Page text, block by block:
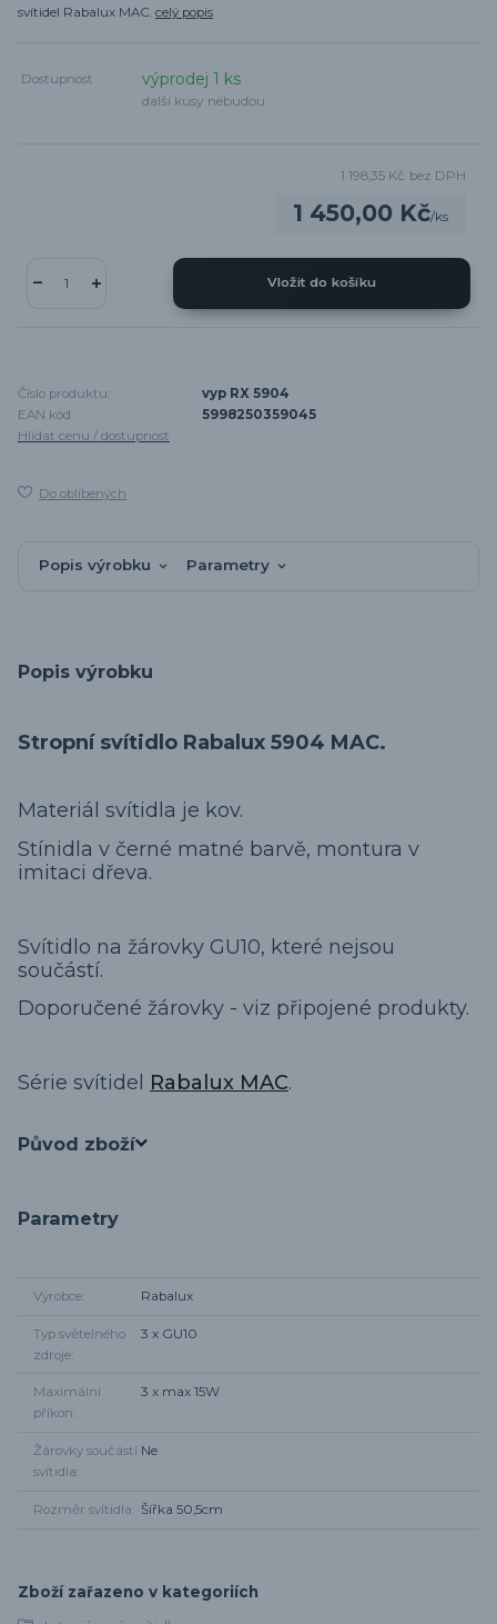
svítidel Rabalux MAC. celý popis
Dostupnost výprodej 1 ks
další kusy nebudou
1 450,00 Kč/ks
1 198,35 Kč bez DPH
Vložit do košíku
Číslo produktu:
vyp RX 5904
EAN kód:
5998250359045
Hlídat cenu / dostupnost
Do oblíbených
Popis výrobku Parametry
Popis výrobku
Stropní svítidlo Rabalux 5904 MAC.
Materiál svítidla je kov.
Stínidla v černé matné barvě, montura v
imitaci dřeva.
Svítidlo na žárovky GU10, které nejsou
součástí.
Doporučené žárovky - viz připojené produkty.
Série svítidel Rabalux MAC.
Původ zboží
Parametry
Výrobce Rabalux
Typ světelného
zdroje
3 x GU10
Maximální
příkon
3 x max 15W
Žárovky součástí
svítidla
Ne
Rozměr svítidla Šířka 50,5cm
Zboží zařazeno v kategoriích